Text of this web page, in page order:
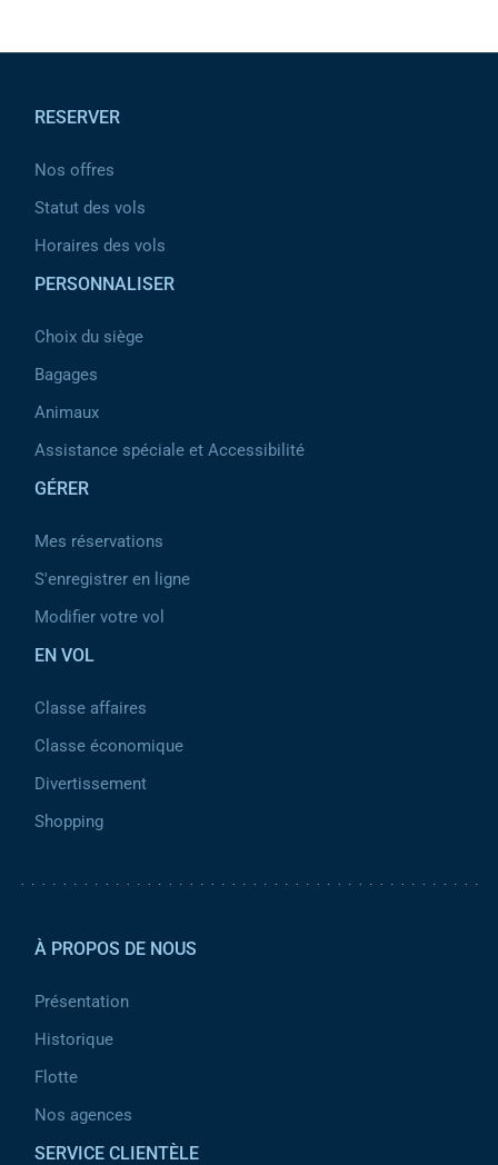
RESERVER
Nos offres
Statut des vols
Horaires des vols
PERSONNALISER
Choix du siège
Bagages
Animaux
Assistance spéciale et Accessibilité
GÉRER
Mes réservations
S'enregistrer en ligne
Modifier votre vol
EN VOL
Classe affaires
Classe économique
Divertissement
Shopping
À PROPOS DE NOUS
Présentation
Historique
Flotte
Nos agences
SERVICE CLIENTÈLE